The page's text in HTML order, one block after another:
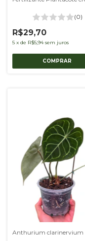
(0)
R$29,70
5 x de R$5,94 sem juros
Anthurium clarinervium